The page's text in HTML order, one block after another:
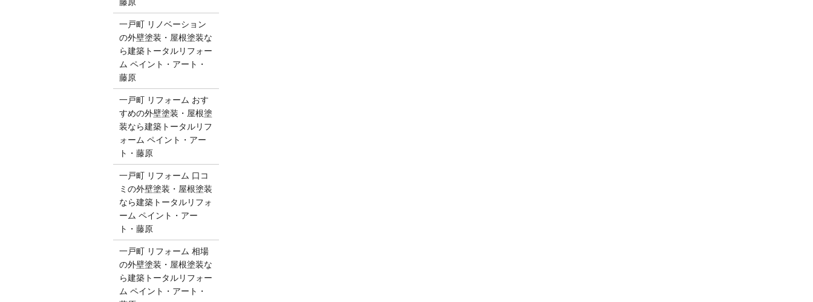
藤原
一戸町 リノベーション
の外壁塗装・屋根塗装な
ら建築トータルリフォー
ム ペイント・アート・
藤原
一戸町 リフォーム おす
すめの外壁塗装・屋根塗
装なら建築トータルリフ
ォーム ペイント・アー
ト・藤原
一戸町 リフォーム 口コ
ミの外壁塗装・屋根塗装
なら建築トータルリフォ
ーム ペイント・アー
ト・藤原
一戸町 リフォーム 相場
の外壁塗装・屋根塗装な
ら建築トータルリフォー
ム ペイント・アート・